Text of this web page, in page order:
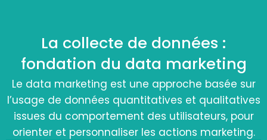
La collecte de données :
fondation du data marketing
Le data marketing est une approche basée sur
l’usage de données quantitatives et qualitatives
issues du comportement des utilisateurs, pour
orienter et personnaliser les actions marketing.